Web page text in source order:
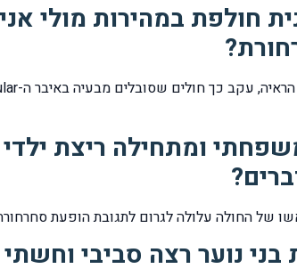
חולפת במהירות מולי
ומתחילה ריצת
של החולה עלולה לגרום לתגובת הופעת
בני נוער רצה סביבי